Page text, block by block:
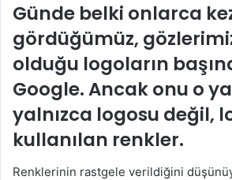
Günde belki onlarca
gördüğümüz,
olduğu logoların
Google. Ancak onu o
yalnızca logosu değil,
kullanılan renkler.
Renklerinin rastgele verildiğini